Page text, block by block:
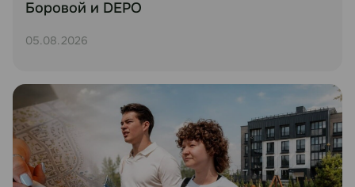
Боровой и DEPO
05.08.2026